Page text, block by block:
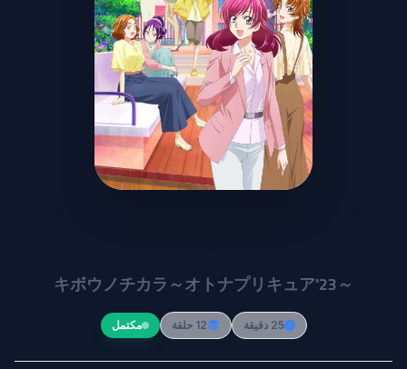
Kibou no Chikara: Otona Precure
キボウノチカラ～オトナプリキュア'23～
25 دقيقة 12 حلقة مكتمل